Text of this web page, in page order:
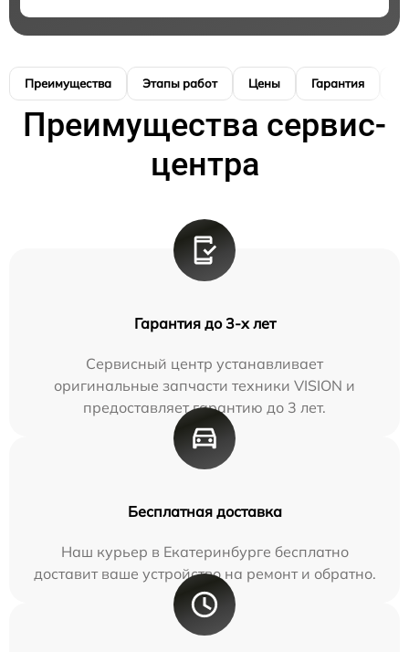
Преимущества Этапы работ Цены Гарантия
Преимущества сервис-
центра
Гарантия до 3-х лет
Сервисный центр устанавливает
оригинальные запчасти техники VISION и
предоставляет гарантию до 3 лет.
Бесплатная доставка
Наш курьер в Екатеринбурге бесплатно
доставит ваше устройство на ремонт и обратно.